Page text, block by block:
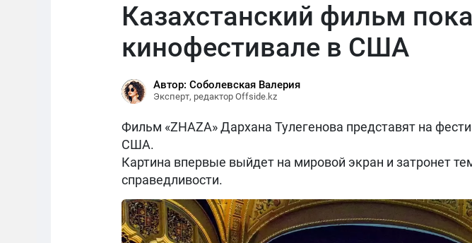
Казахстанский фильм
кинофестивале в США
Автор: Соболевская Валерия
Эксперт, редактор Offside.kz
Фильм «ZHAZA» Дархана Тулегенова представят на
США.
Картина впервые выйдет на мировой экран и затронет
справедливости.